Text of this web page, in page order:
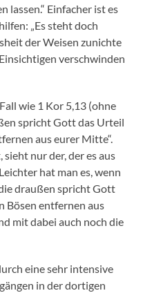
lassen.“ Einfacher ist es
„Es steht doch
der Weisen zunichte
verschwinden
wie 1 Kor 5,13 (ohne
spricht Gott das Urteil
aus eurer Mitte“.
nur der, der es aus
hat man es, wenn
draußen spricht Gott
Bösen entfernen aus
mit dabei auch noch die
eine sehr intensive
in der dortigen